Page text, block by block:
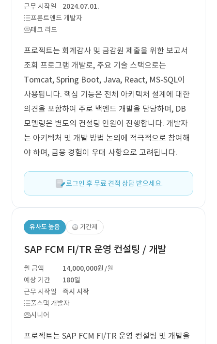
근무 시작일
2024.07.01.
프론트엔드 개발자
테크 리드
프로젝트는 회계감사 및 금감원 제출을 위한 보고서
조회 프로그램 개발로, 주요 기술 스택으로는
Tomcat, Spring Boot, Java, React, MS-SQL이
사용됩니다. 핵심 기능은 전체 아키텍처 설계에 대한
의견을 포함하여 주로 백엔드 개발을 담당하며, DB
모델링은 별도의 컨설팅 인원이 진행합니다. 개발자
는 아키텍처 및 개발 방법 논의에 적극적으로 참여해
야 하며, 금융 경험이 우대 사항으로 고려됩니다.
로그인 후 무료 견적 상담 받으세요.
유사도 높음 기간제
SAP FCM FI/TR 운영 컨설팅 / 개발
월 금액 14,000,000원 /월
예상 기간
180일
근무 시작일
즉시 시작
풀스택 개발자
시니어
프로젝트는 SAP FCM FI/TR 운영 컨설팅 및 개발을